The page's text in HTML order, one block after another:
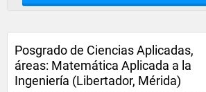
Posgrado de Ciencias Aplicadas,
áreas: Matemática Aplicada a la
Ingeniería (Libertador, Mérida)